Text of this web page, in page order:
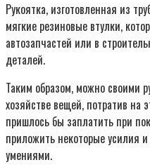
Рукоятка, изготовленная из
мягкие резиновые втулки,
автозапчастей или в
деталей.
Таким образом, можно своими
хозяйстве вещей, потратив на
пришлось бы заплатить при
приложить некоторые усилия
умениями.